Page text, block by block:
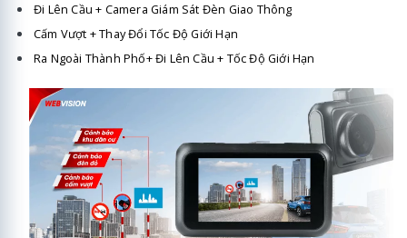
Đi Lên Cầu + Camera Giám Sát Đèn Giao Thông
Cấm Vượt + Thay Đổi Tốc Độ Giới Hạn
Ra Ngoài Thành Phố+ Đi Lên Cầu + Tốc Độ Giới Hạn